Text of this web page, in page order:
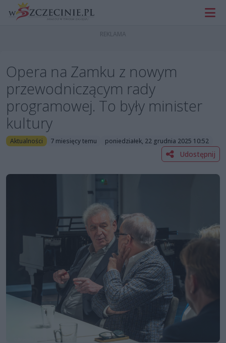
Opera na Zamku z nowym
przewodniczącym rady
programowej. To były minister
kultury
Aktualności 7 miesięcy temu poniedziałek, 22 grudnia 2025 10:52
Udostępnij